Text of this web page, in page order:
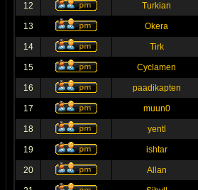
12 Turkian
13 Okera
14 Tirk
15 Cyclamen
16 paadikapten
17 muun0
18 yentl
19 ishtar
20 Allan